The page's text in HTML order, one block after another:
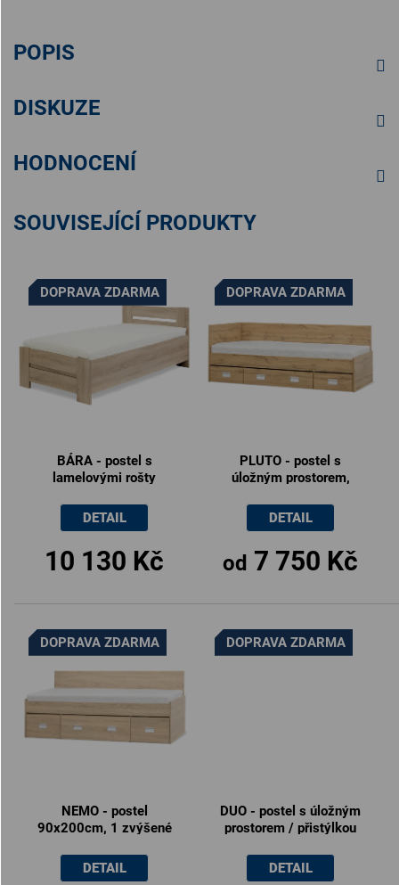
POPIS
DISKUZE
HODNOCENÍ
SOUVISEJÍCÍ PRODUKTY
DOPRAVA ZDARMA
BÁRA - postel s
lamelovými rošty
10 130 Kč
DETAIL
DOPRAVA ZDARMA
PLUTO - postel s
úložným prostorem,
od 7 750 Kč
DETAIL
DOPRAVA ZDARMA
NEMO - postel
90x200cm, 1 zvýšené
DETAIL
DOPRAVA ZDARMA
DUO - postel s úložným
prostorem / přistýlkou
zadní čelo (včetně roštu)
DETAIL